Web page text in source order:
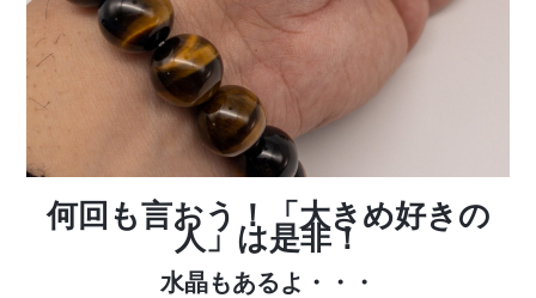
何回も言おう！「大きめ好きの
人」は是非！
水晶もあるよ・・・